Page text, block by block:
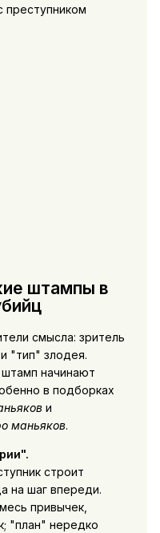
преступником
штампы в
смысла: зритель
"тип" злодея.
начинают
в подборках
и
маньяков.
строит
на шаг впереди.
привычек,
"план" нередко